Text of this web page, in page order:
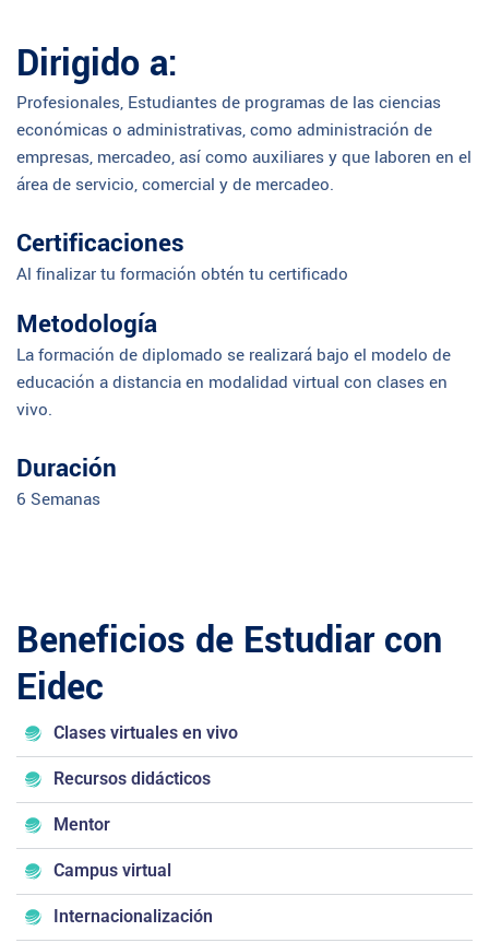
Dirigido a:
Profesionales, Estudiantes de programas de las ciencias
económicas o administrativas, como administración de
empresas, mercadeo, así como auxiliares y que laboren en el
área de servicio, comercial y de mercadeo.
Certificaciones
Al finalizar tu formación obtén tu certificado
Metodología
La formación de diplomado se realizará bajo el modelo de
educación a distancia en modalidad virtual con clases en
vivo.
Duración
6 Semanas
Beneficios de Estudiar con
Eidec
Clases virtuales en vivo
Recursos didácticos
Mentor
Campus virtual
Internacionalización